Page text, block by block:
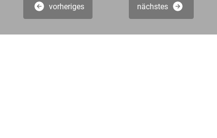
vorheriges nächstes